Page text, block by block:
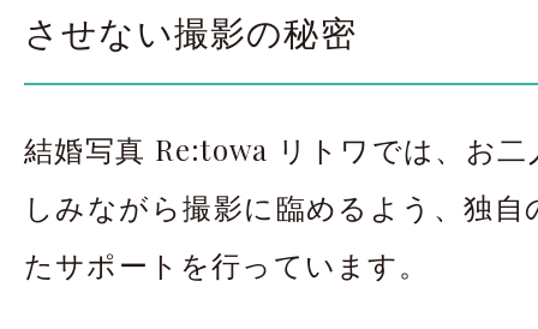
させない撮影の秘密
結婚写真 Re:towa リトワでは、お
しみながら撮影に臨めるよう、独
たサポートを行っています。